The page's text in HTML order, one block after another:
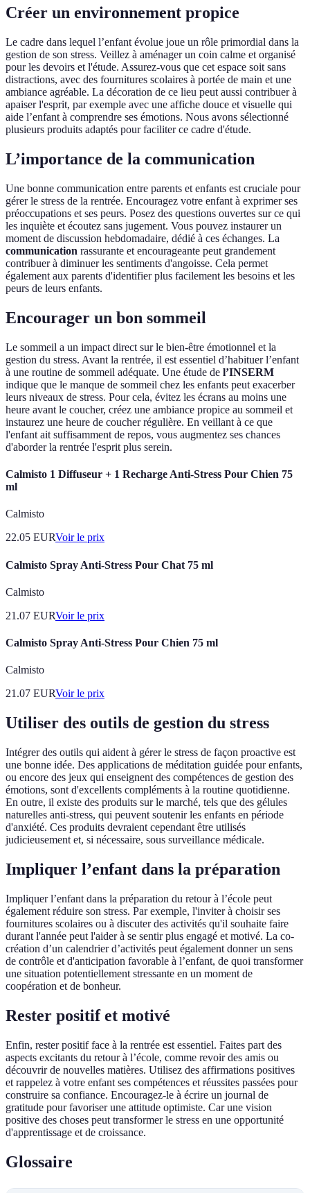
Créer un environnement propice
Le cadre dans lequel l’enfant évolue joue un rôle primordial dans la
gestion de son stress. Veillez à aménager un coin calme et organisé
pour les devoirs et l'étude. Assurez-vous que cet espace soit sans
distractions, avec des fournitures scolaires à portée de main et une
ambiance agréable. La décoration de ce lieu peut aussi contribuer à
apaiser l'esprit, par exemple avec une affiche douce et visuelle qui
aide l’enfant à comprendre ses émotions. Nous avons sélectionné
plusieurs produits adaptés pour faciliter ce cadre d'étude.
L’importance de la communication
Une bonne communication entre parents et enfants est cruciale pour
gérer le stress de la rentrée. Encouragez votre enfant à exprimer ses
préoccupations et ses peurs. Posez des questions ouvertes sur ce qui
les inquiète et écoutez sans jugement. Vous pouvez instaurer un
moment de discussion hebdomadaire, dédié à ces échanges. La
communication rassurante et encourageante peut grandement
contribuer à diminuer les sentiments d'angoisse. Cela permet
également aux parents d'identifier plus facilement les besoins et les
peurs de leurs enfants.
Encourager un bon sommeil
Le sommeil a un impact direct sur le bien-être émotionnel et la
gestion du stress. Avant la rentrée, il est essentiel d’habituer l’enfant
à une routine de sommeil adéquate. Une étude de l’INSERM
indique que le manque de sommeil chez les enfants peut exacerber
leurs niveaux de stress. Pour cela, évitez les écrans au moins une
heure avant le coucher, créez une ambiance propice au sommeil et
instaurez une heure de coucher régulière. En veillant à ce que
l'enfant ait suffisamment de repos, vous augmentez ses chances
d'aborder la rentrée l'esprit plus serein.
Calmisto 1 Diffuseur + 1 Recharge Anti-Stress Pour Chien 75
ml
Calmisto
22.05 EURVoir le prix
Calmisto Spray Anti-Stress Pour Chat 75 ml
Calmisto
21.07 EURVoir le prix
Calmisto Spray Anti-Stress Pour Chien 75 ml
Calmisto
21.07 EURVoir le prix
Utiliser des outils de gestion du stress
Intégrer des outils qui aident à gérer le stress de façon proactive est
une bonne idée. Des applications de méditation guidée pour enfants,
ou encore des jeux qui enseignent des compétences de gestion des
émotions, sont d'excellents compléments à la routine quotidienne.
En outre, il existe des produits sur le marché, tels que des gélules
naturelles anti-stress, qui peuvent soutenir les enfants en période
d'anxiété. Ces produits devraient cependant être utilisés
judicieusement et, si nécessaire, sous surveillance médicale.
Impliquer l’enfant dans la préparation
Impliquer l’enfant dans la préparation du retour à l’école peut
également réduire son stress. Par exemple, l'inviter à choisir ses
fournitures scolaires ou à discuter des activités qu'il souhaite faire
durant l'année peut l'aider à se sentir plus engagé et motivé. La co-
création d’un calendrier d’activités peut également donner un sens
de contrôle et d'anticipation favorable à l’enfant, de quoi transformer
une situation potentiellement stressante en un moment de
coopération et de bonheur.
Rester positif et motivé
Enfin, rester positif face à la rentrée est essentiel. Faites part des
aspects excitants du retour à l’école, comme revoir des amis ou
découvrir de nouvelles matières. Utilisez des affirmations positives
et rappelez à votre enfant ses compétences et réussites passées pour
construire sa confiance. Encouragez-le à écrire un journal de
gratitude pour favoriser une attitude optimiste. Car une vision
positive des choses peut transformer le stress en une opportunité
d'apprentissage et de croissance.
Glossaire